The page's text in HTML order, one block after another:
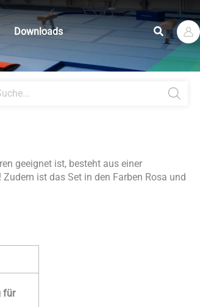
Downloads Suchen
geeignet ist, besteht aus einer
ist das Set in den Farben Rosa und
für